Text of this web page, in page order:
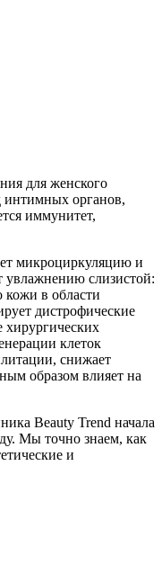
для женского
интимных органов,
иммунитет,
микроциркуляцию и
увлажнению слизистой:
кожи в области
дистрофические
хирургических
клеток
снижает
образом влияет на
Beauty Trend начала
Мы точно знаем, как
и